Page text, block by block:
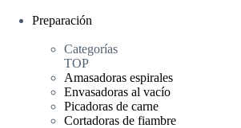
Preparación
Categorías
TOP
Amasadoras espirales
Envasadoras al vacío
Picadoras de carne
Cortadoras de fiambre